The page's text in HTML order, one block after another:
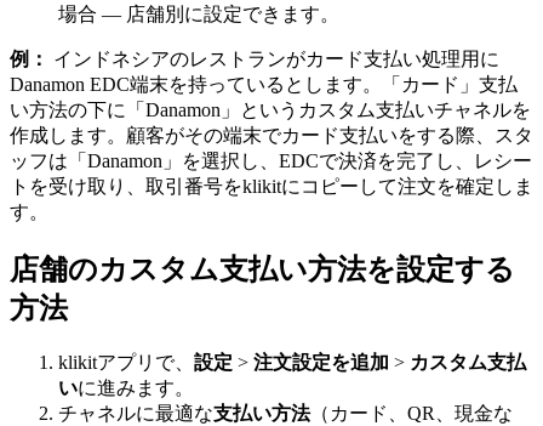
場合 — 店舗別に設定できます。
例：
インドネシアのレストランがカード支払い処理用に
Danamon EDC端末を持っているとします。「カード」支払
い方法の下に「Danamon」というカスタム支払いチャネルを
作成します。顧客がその端末でカード支払いをする際、スタ
ッフは「Danamon」を選択し、EDCで決済を完了し、レシー
トを受け取り、取引番号をklikitにコピーして注文を確定しま
す。
店舗のカスタム支払い方法を設定する
方法
klikitアプリで、 設定 > 注文設定を追加 > カスタム支払
いに進みます。
チャネルに最適な支払い方法（カード、QR、現金な